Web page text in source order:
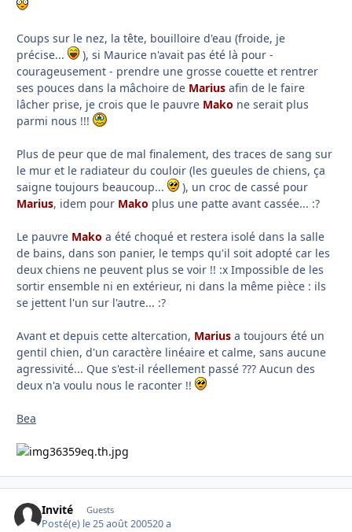
Coups sur le nez, la tête, bouilloire d'eau (froide, je
précise...
), si Maurice n'avait pas été là pour -
courageusement - prendre une grosse couette et rentrer
ses pouces dans la mâchoire de Marius afin de le faire
lâcher prise, je crois que le pauvre Mako ne serait plus
parmi nous !!!
Plus de peur que de mal finalement, des traces de sang sur
le mur et le radiateur du couloir (les gueules de chiens, ça
saigne toujours beaucoup...
), un croc de cassé pour
Marius, idem pour Mako plus une patte avant cassée... :?
Le pauvre Mako a été choqué et restera isolé dans la salle
de bains, dans son panier, le temps qu'il soit adopté car les
deux chiens ne peuvent plus se voir !! :x Impossible de les
sortir ensemble ni en extérieur, ni dans la même pièce : ils
se jettent l'un sur l'autre... :?
Avant et depuis cette altercation, Marius a toujours été un
gentil chien, d'un caractère linéaire et calme, sans aucune
agressivité... Que s'est-il réellement passé ??? Aucun des
deux n'a voulu nous le raconter !!
Bea
Invité Guests
Posté(e) le 25 août 200520 a